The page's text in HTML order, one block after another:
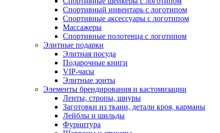
Спортивный инвентарь с логотипом
Спортивные аксессуары с логотипом
Массажеры
Спортивные полотенца с логотипом
Элитные подарки
Элитная посуда
Подарочные книги
VIP-часы
Элитные зонты
Элементы брендирования и кастомизации
Ленты, стропы, шнуры
Заготовки из ткани, детали кроя, карманы
Лейблы и шильды
Фурнитура